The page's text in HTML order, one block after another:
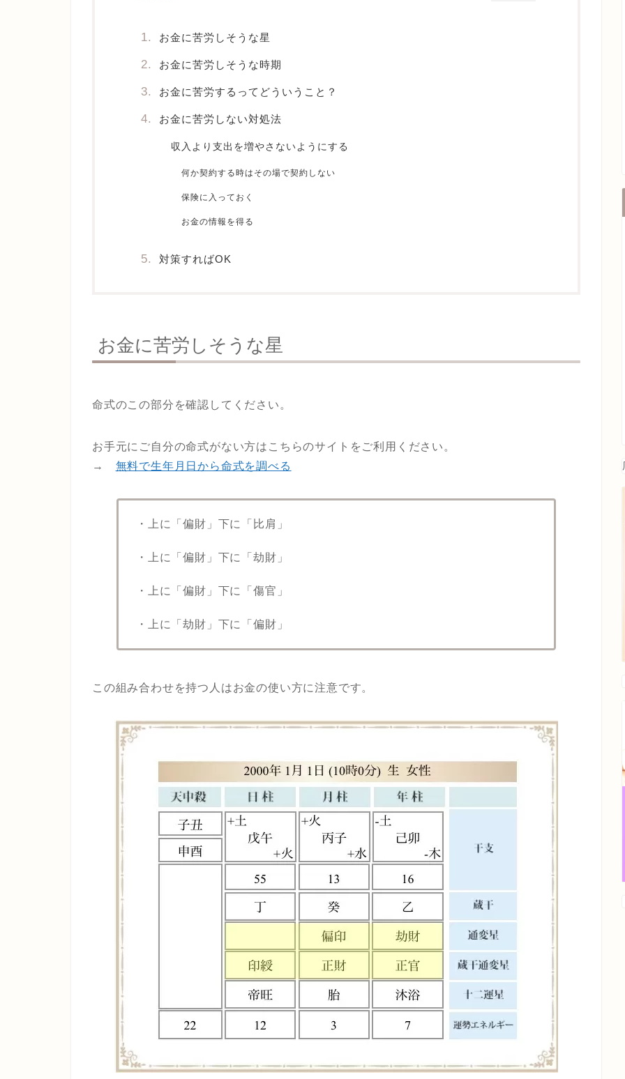
お金に苦労しそうな星
お金に苦労しそうな時期
お金に苦労するってどういうこと？
お金に苦労しない対処法
収入より支出を増やさないようにする
何か契約する時はその場で契約しない
保険に入っておく
お金の情報を得る
対策すればOK
お金に苦労しそうな星
命式のこの部分を確認してください。
お手元にご自分の命式がない方はこちらのサイトをご利用ください。
→ 無料で生年月日から命式を調べる
・上に「偏財」下に「比肩」
・上に「偏財」下に「劫財」
・上に「偏財」下に「傷官」
・上に「劫財」下に「偏財」
この組み合わせを持つ人はお金の使い方に注意です。